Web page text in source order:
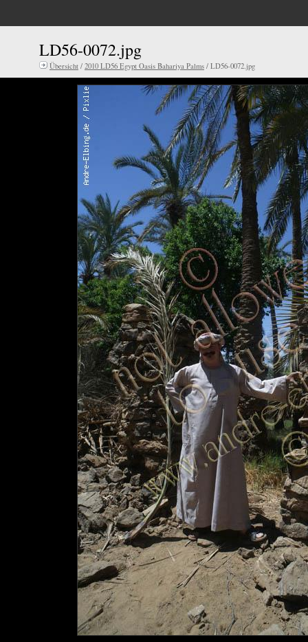
LD56-0072.jpg
Übersicht / 2010 LD56 Egypt Oasis Bahariya Palms / LD56-0072.jpg